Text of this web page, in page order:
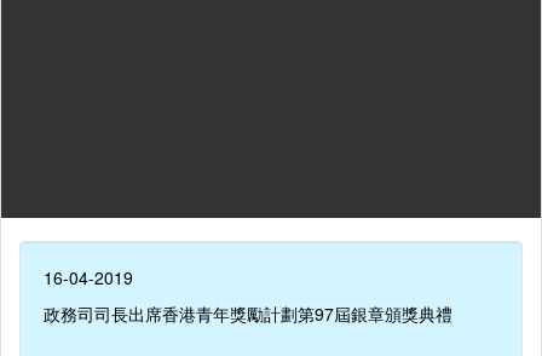
16-04-2019
政務司司長出席香港青年獎勵計劃第97屆銀章頒獎典禮